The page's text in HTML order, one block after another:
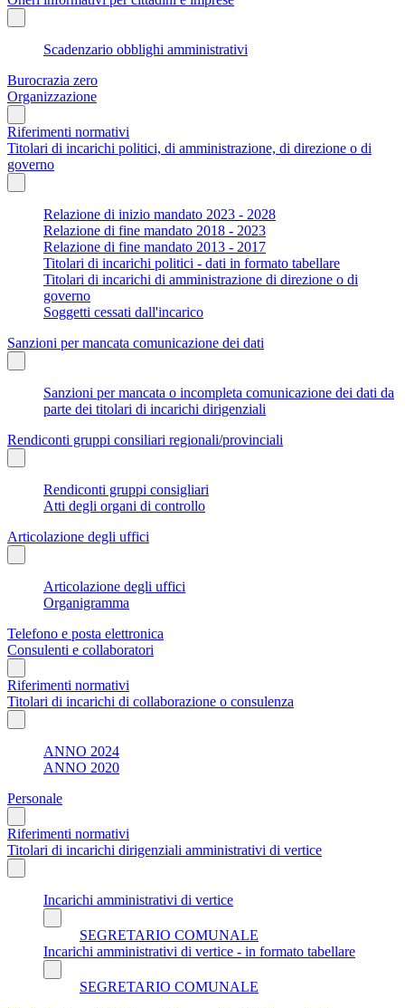
Scadenzario obblighi amministrativi
Burocrazia zero
Organizzazione
Riferimenti normativi
Titolari di incarichi politici, di amministrazione, di direzione o di
governo
Relazione di inizio mandato 2023 - 2028
Relazione di fine mandato 2018 - 2023
Relazione di fine mandato 2013 - 2017
Titolari di incarichi politici - dati in formato tabellare
Titolari di incarichi di amministrazione di direzione o di
governo
Soggetti cessati dall'incarico
Sanzioni per mancata comunicazione dei dati
Sanzioni per mancata o incompleta comunicazione dei dati da
parte dei titolari di incarichi dirigenziali
Rendiconti gruppi consiliari regionali/provinciali
Rendiconti gruppi consigliari
Atti degli organi di controllo
Articolazione degli uffici
Articolazione degli uffici
Organigramma
Telefono e posta elettronica
Consulenti e collaboratori
Riferimenti normativi
Titolari di incarichi di collaborazione o consulenza
ANNO 2024
ANNO 2020
Personale
Riferimenti normativi
Titolari di incarichi dirigenziali amministrativi di vertice
Incarichi amministrativi di vertice
SEGRETARIO COMUNALE
Incarichi amministrativi di vertice - in formato tabellare
SEGRETARIO COMUNALE